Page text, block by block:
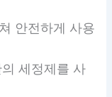
안전하게 사용
세정제를 사